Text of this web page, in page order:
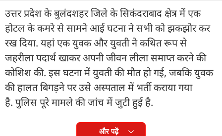
उत्तर प्रदेश के बुलंदशहर जिले के सिकंदराबाद क्षेत्र में एक
होटल के कमरे से सामने आई घटना ने सभी को झकझोर कर
रख दिया. यहां एक युवक और युवती ने कथित रूप से
जहरीला पदार्थ खाकर अपनी जीवन लीला समाप्त करने की
कोशिश की. इस घटना में युवती की मौत हो गई, जबकि युवक
की हालत बिगड़ने पर उसे अस्पताल में भर्ती कराया गया
है. पुलिस पूरे मामले की जांच में जुटी हुई है.
और पढ़ें